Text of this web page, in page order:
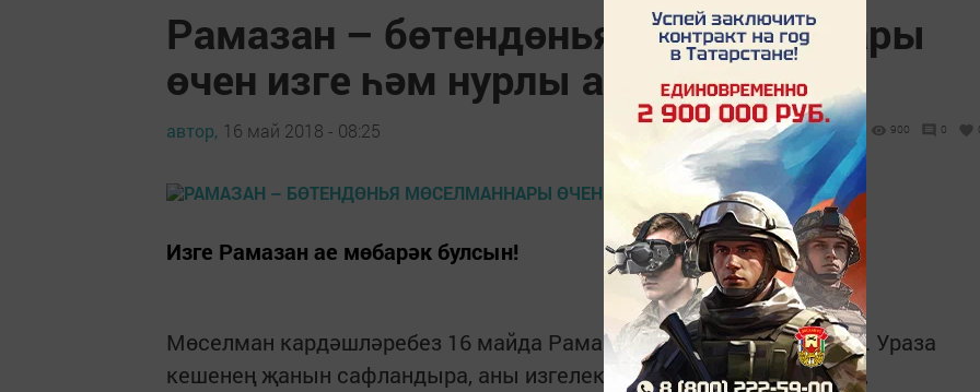
Рамазан – бөтендөнья мөселманнары
өчен изге һәм нурлы ай
автор, 16 май 2018 - 08:25 900 0
Изге Рамазан ае мөбарәк булсын!
Мөселман кардәшләребез 16 майда Рамазан Шәриф аена аяк баса. Ураза
кешенең җанын сафландыра, аны изгелеккә, тәртипкә, түземлеккә,